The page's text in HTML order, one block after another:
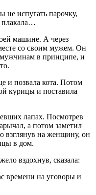
не испугать парочку,
плакала…
машине. А через
со своим мужем. Он
мужчинам в принципе, и
и позвала кота. Потом
курицы и поставила
лапах. Посмотрев
а потом заметил
взглянув на женщину, он
в дом.
вздохнув, сказала:
времени на уговоры и